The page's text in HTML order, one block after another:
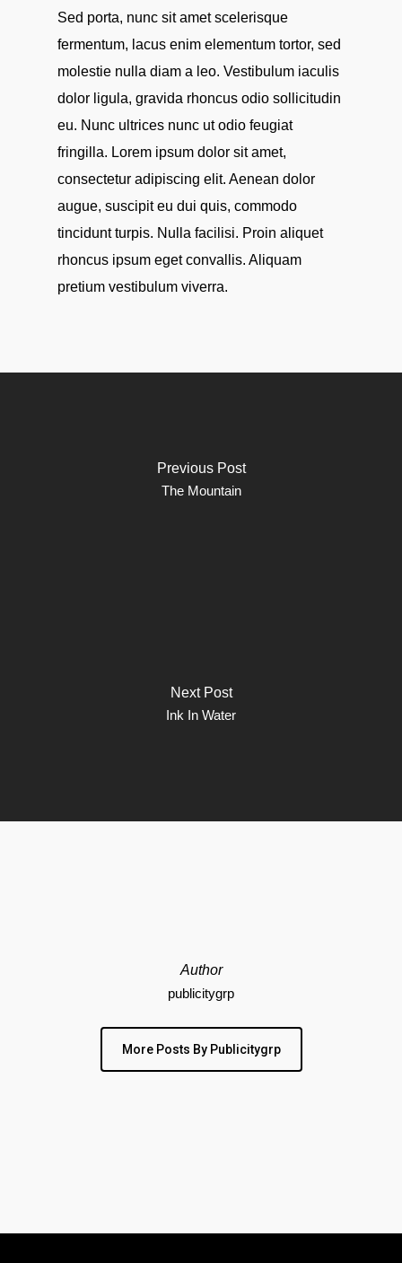
Sed porta, nunc sit amet scelerisque
fermentum, lacus enim elementum tortor, sed
molestie nulla diam a leo. Vestibulum iaculis
dolor ligula, gravida rhoncus odio sollicitudin
eu. Nunc ultrices nunc ut odio feugiat
fringilla. Lorem ipsum dolor sit amet,
consectetur adipiscing elit. Aenean dolor
augue, suscipit eu dui quis, commodo
tincidunt turpis. Nulla facilisi. Proin aliquet
rhoncus ipsum eget convallis. Aliquam
pretium vestibulum viverra.
Previous Post
The Mountain
Next Post
Ink In Water
Author
publicitygrp
More Posts By Publicitygrp